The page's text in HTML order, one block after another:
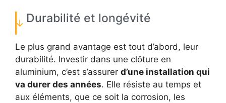
Durabilité et longévité
Le plus grand avantage est tout d’abord, leur
durabilité. Investir dans une clôture en
aluminium, c’est s’assurer d’une installation qui
va durer des années. Elle résiste au temps et
aux éléments, que ce soit la corrosion, les